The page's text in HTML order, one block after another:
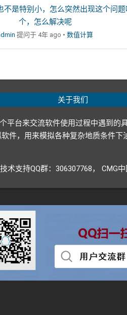
是特别小，怎么突然出现这个问
个，怎么解决呢
提问于 4年 ago • 数值计算
关于我们
台来交流软件使用过程中遇到
件，用来模拟各种复杂地质条件
术支持QQ群：306307768， CMG